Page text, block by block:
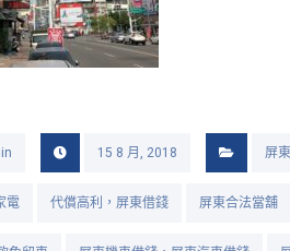
15 8 月, 2018 屏
電 代償高利，屏東借錢 屏東合法當舖